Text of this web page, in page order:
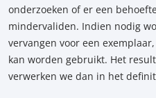
onderzoeken of er een
mindervaliden. Indien nodig
vervangen voor een
kan worden gebruikt. Het
verwerken we dan in het